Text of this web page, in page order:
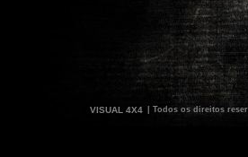
VISUAL 4X4 | Todos os direitos